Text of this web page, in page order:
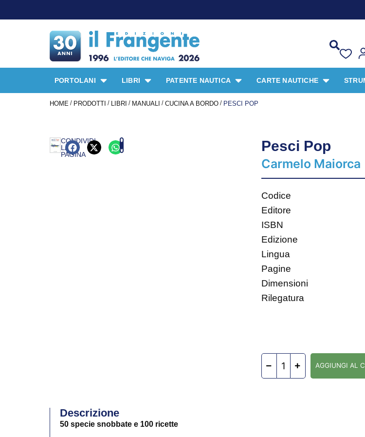
PORTOLANI LIBRI PATENTE NAUTICA CARTE NAUTICHE
HOME / PRODOTTI / LIBRI / MANUALI / CUCINA A BORDO / PESCI POP
CONDIVIDI
LA
PAGINA
Pesci Pop
Carmelo Maiorca
Codice
Editore
ISBN
Edizione
Lingua
Pagine
Dimensioni
Rilegatura
AGGIUNGI AL
Descrizione
50 specie snobbate e 100 ricette